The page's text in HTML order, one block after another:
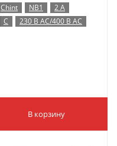
Chint NB1
2 А
C 230 В AC/400 В AC
В корзину